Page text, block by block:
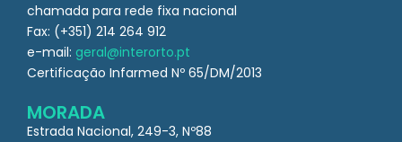
chamada para rede fixa nacional
Fax: (+351) 214 264 912
e-mail: geral@interorto.pt
Certificação Infarmed Nº 65/DM/2013
MORADA
Estrada Nacional, 249-3, Nº88